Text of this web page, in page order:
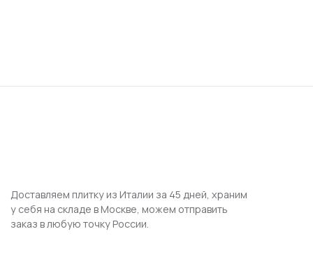
Доставляем плитку из Италии за 45 дней, храним
у себя на складе в Москве, можем отправить
заказ в любую точку России.